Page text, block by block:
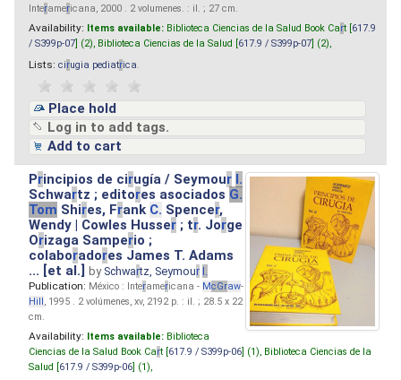
Interamericana, 2000 . 2 volumenes. : il. ; 27 cm.
Availability: Items available: Biblioteca Ciencias de la Salud Book Cart [ 617.9
/ S399p-07 ] (2), Biblioteca Ciencias de la Salud [ 617.9 / S399p-07 ] (2),
Lists: cirugia pediatrica
Place hold
Log in to add tags.
Add to cart
Principios de cirugía / Seymour I.
Schwartz ; editores asociados G.
Tom Shires, Frank C. Spencer,
Wendy | Cowles Husser ; tr. Jorge
Orizaga Samperio ;
colaboradores James T. Adams
... [et al.]by Schwartz, Seymour I.
Publication: México : Interamericana - McGraw-
Hill, 1995 . 2 volúmenes, xv, 2192 p. : il. ; 28.5 x 22
cm.
Availability: Items available: Biblioteca
Ciencias de la Salud Book Cart [ 617.9 / S399p-06 ] (1), Biblioteca Ciencias de la
Salud [ 617.9 / S399p-06 ] (1),